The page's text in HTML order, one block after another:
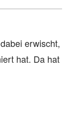
erwischt,
hat. Da hat